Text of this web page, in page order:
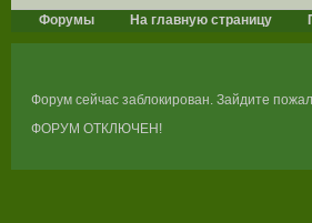
Форумы На главную страницу
Форум сейчас заблокирован. Зайдите
ФОРУМ ОТКЛЮЧЕН!